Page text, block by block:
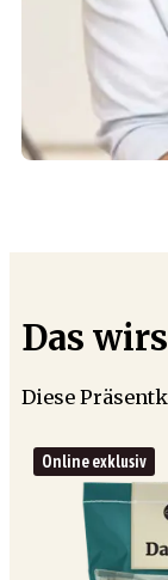
Das
Diese
Online exklusiv